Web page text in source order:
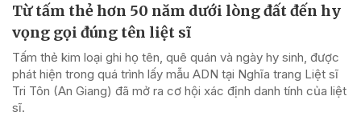
Từ tấm thẻ hơn 50 năm dưới lòng đất đến hy
vọng gọi đúng tên liệt sĩ
Tấm thẻ kim loại ghi họ tên, quê quán và ngày hy sinh, được
phát hiện trong quá trình lấy mẫu ADN tại Nghĩa trang Liệt sĩ
Tri Tôn (An Giang) đã mở ra cơ hội xác định danh tính của liệt
sĩ.